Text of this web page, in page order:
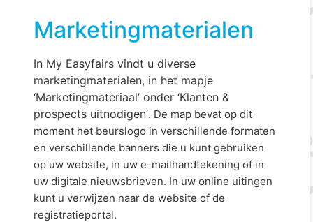
Marketingmaterialen
In My Easyfairs vindt u diverse
marketingmaterialen, in het mapje
‘Marketingmateriaal’ onder ‘Klanten &
prospects uitnodigen’. De map bevat op dit
moment het beurslogo in verschillende formaten
en verschillende banners die u kunt gebruiken
op uw website, in uw e-mailhandtekening of in
uw digitale nieuwsbrieven. In uw online uitingen
kunt u verwijzen naar de website of de
registratieportal.